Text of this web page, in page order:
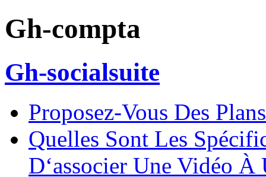
Gh-compta
Gh-socialsuite
Proposez-Vous Des
Quelles Sont Les
D‘associer Une Vidéo À